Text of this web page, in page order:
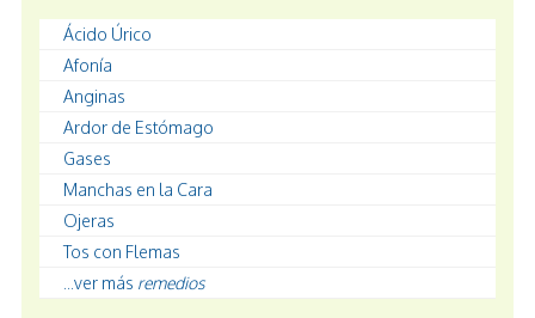
Ácido Úrico
Afonía
Anginas
Ardor de Estómago
Gases
Manchas en la Cara
Ojeras
Tos con Flemas
...ver más remedios